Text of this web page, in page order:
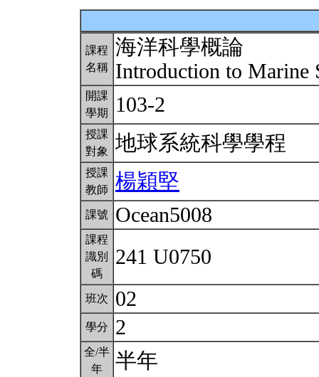
課程
名稱
海洋科學概論
Introduction to Marine
開課
學期
103-2
授課
對象
地球系統科學學程
授課
教師
楊穎堅
課號 Ocean5008
課程
識別
碼
241 U0750
班次 02
學分 2
全/半
年
半年